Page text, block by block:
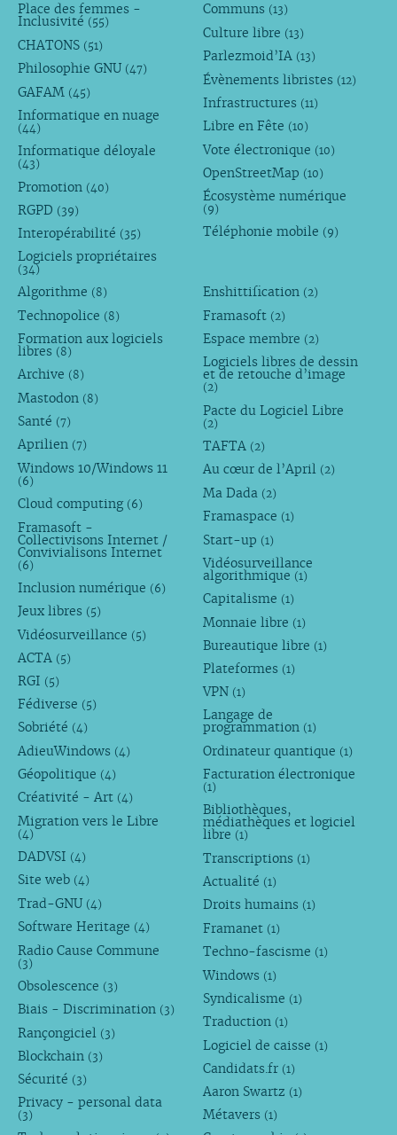
Place des femmes -
Inclusivité (55)
CHATONS (51)
Philosophie GNU (47)
GAFAM (45)
Informatique en nuage
(44)
Informatique déloyale
(43)
Promotion (40)
RGPD (39)
Interopérabilité (35)
Logiciels propriétaires
(34)
Communs (13)
Culture libre (13)
Parlezmoid’IA (13)
Évènements libristes (12)
Infrastructures (11)
Libre en Fête (10)
Vote électronique (10)
OpenStreetMap (10)
Écosystème numérique
(9)
Téléphonie mobile (9)
Algorithme (8)
Technopolice (8)
Formation aux logiciels
libres (8)
Archive (8)
Mastodon (8)
Santé (7)
Aprilien (7)
Windows 10/Windows 11
(6)
Cloud computing (6)
Framasoft -
Collectivisons Internet /
Convivialisons Internet
(6)
Inclusion numérique (6)
Jeux libres (5)
Vidéosurveillance (5)
ACTA (5)
RGI (5)
Fédiverse (5)
Sobriété (4)
AdieuWindows (4)
Géopolitique (4)
Créativité - Art (4)
Migration vers le Libre
(4)
DADVSI (4)
Site web (4)
Trad-GNU (4)
Software Heritage (4)
Radio Cause Commune
(3)
Obsolescence (3)
Biais - Discrimination (3)
Rançongiciel (3)
Blockchain (3)
Sécurité (3)
Privacy - personal data
(3)
Enshittification (2)
Framasoft (2)
Espace membre (2)
Logiciels libres de dessin
et de retouche d’image
(2)
Pacte du Logiciel Libre
(2)
TAFTA (2)
Au cœur de l’April (2)
Ma Dada (2)
Framaspace (1)
Start-up (1)
Vidéosurveillance
algorithmique (1)
Capitalisme (1)
Monnaie libre (1)
Bureautique libre (1)
Plateformes (1)
VPN (1)
Langage de
programmation (1)
Ordinateur quantique (1)
Facturation électronique
(1)
Bibliothèques,
médiathèques et logiciel
libre (1)
Transcriptions (1)
Actualité (1)
Droits humains (1)
Framanet (1)
Techno-fascisme (1)
Windows (1)
Syndicalisme (1)
Traduction (1)
Logiciel de caisse (1)
Candidats.fr (1)
Aaron Swartz (1)
Métavers (1)